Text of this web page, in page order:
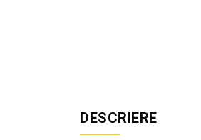
DESCRIERE